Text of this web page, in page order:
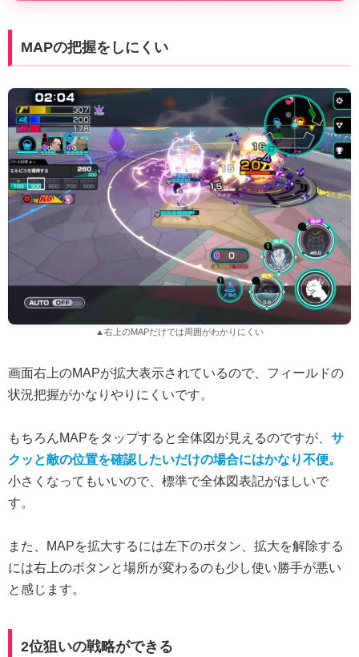
MAPの把握をしにくい
▲右上のMAPだけでは周囲がわかりにくい
画面右上のMAPが拡大表示されているので、フィールドの
状況把握がかなりやりにくいです。
もちろんMAPをタップすると全体図が見えるのですが、 サ
クッと敵の位置を確認したいだけの場合にはかなり不便。
小さくなってもいいので、標準で全体図表記がほしいで
す。
また、MAPを拡大するには左下のボタン、拡大を解除する
には右上のボタンと場所が変わるのも少し使い勝手が悪い
と感じます。
2位狙いの戦略ができる